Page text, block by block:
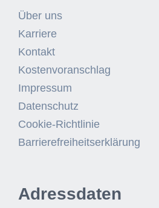
Über uns
Karriere
Kontakt
Kostenvoranschlag
Impressum
Datenschutz
Cookie-Richtlinie
Barrierefreiheitserklärung
Adressdaten